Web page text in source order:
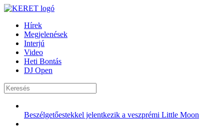
Hírek
Megjelenések
Interjú
Video
Heti Bontás
DJ Open
Beszélgetőestekkel jelentkezik a veszprémi Little Moon